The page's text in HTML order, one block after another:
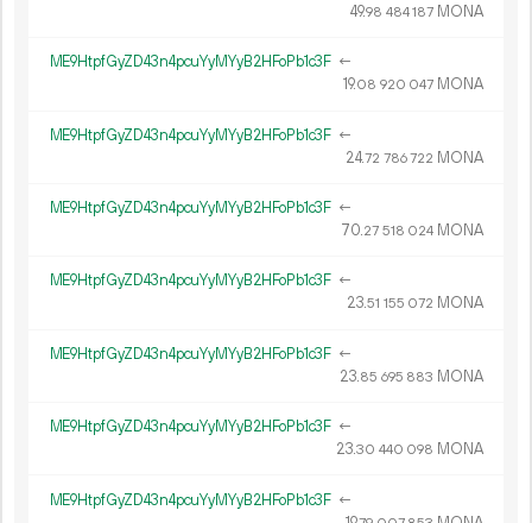
49.98 484187 MONA
ME9HtpfGyZD43n4pcuYyMYyB2HFoPb1c3F ←
19.08 920 047 MONA
ME9HtpfGyZD43n4pcuYyMYyB2HFoPb1c3F ←
24.72 786722 MONA
ME9HtpfGyZD43n4pcuYyMYyB2HFoPb1c3F ←
70.27 518 024 MONA
ME9HtpfGyZD43n4pcuYyMYyB2HFoPb1c3F ←
23.51 155 072 MONA
ME9HtpfGyZD43n4pcuYyMYyB2HFoPb1c3F ←
23.85 695 883 MONA
ME9HtpfGyZD43n4pcuYyMYyB2HFoPb1c3F ←
23.30 440 098 MONA
ME9HtpfGyZD43n4pcuYyMYyB2HFoPb1c3F ←